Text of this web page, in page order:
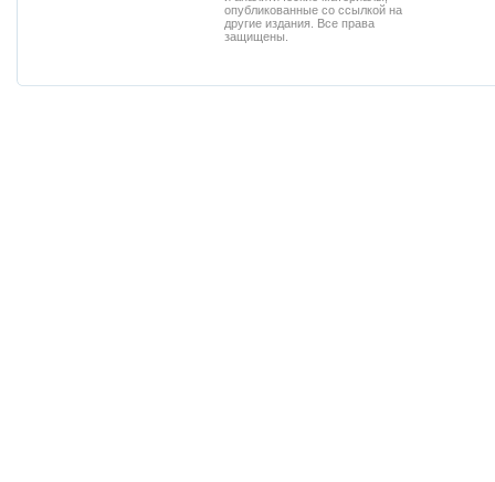
опубликованные со ссылкой на
другие издания. Все права
защищены.